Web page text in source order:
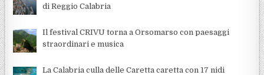
di Reggio Calabria
Il festival CRIVU torna a Orsomarso con paesaggi
straordinari e musica
La Calabria culla delle Caretta caretta con 17 nidi